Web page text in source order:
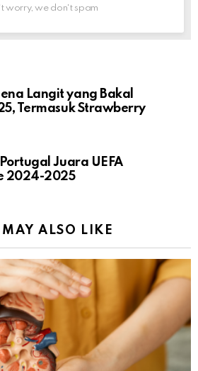
worry, we don't spam
Langit yang Bakal
Termasuk Strawberry
Juara UEFA
2024-2025
ALSO LIKE